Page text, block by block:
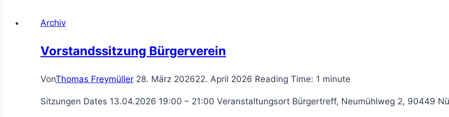
Archiv
Vorstandssitzung Bürgerverein
VonThomas Freymüller 28. März 202622. April 2026 Reading Time: 1 minute
Sitzungen Dates 13.04.2026 19:00 – 21:00 Veranstaltungsort Bürgertreff, Neumühlweg 2, 90449